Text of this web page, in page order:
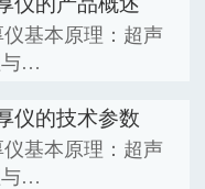
仪基本原理：超声
与…
仪的技术参数
仪基本原理：超声
与…